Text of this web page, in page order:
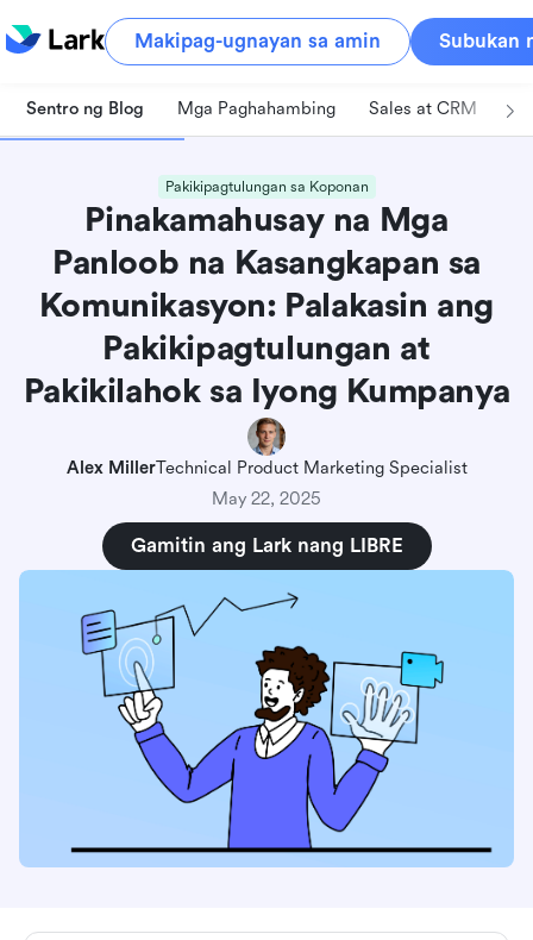
Makipag-ugnayan sa amin Subukan
Sentro ng Blog Mga Paghahambing Sales at CRM
Pakikipagtulungan sa Koponan
Pinakamahusay na Mga
Panloob na Kasangkapan sa
Komunikasyon: Palakasin ang
Pakikipagtulungan at
Pakikilahok sa Iyong Kumpanya
Alex MillerTechnical Product Marketing Specialist
May 22, 2025
Gamitin ang Lark nang LIBRE